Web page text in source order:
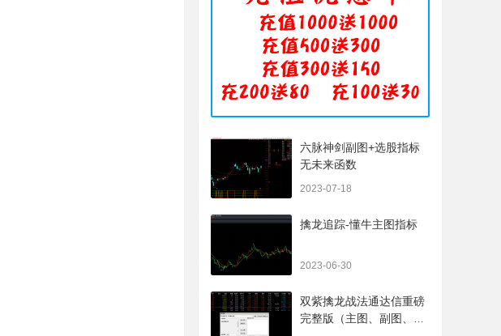
六脉神剑副图+选股指标
无未来函数
2023-07-18
擒龙追踪-懂牛主图指标
2023-06-30
双紫擒龙战法通达信重磅
完整版（主图、副图、排